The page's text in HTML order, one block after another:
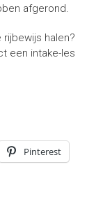
afgerond.
halen?
een intake-les
Pinterest